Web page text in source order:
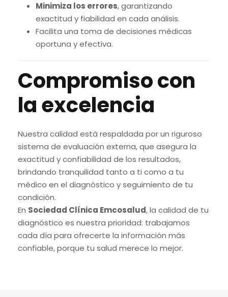
Minimiza los errores, garantizando
exactitud y fiabilidad en cada análisis.
Facilita una toma de decisiones médicas
oportuna y efectiva.
Compromiso con
la excelencia
Nuestra calidad está respaldada por un riguroso
sistema de evaluación externa, que asegura la
exactitud y confiabilidad de los resultados,
brindando tranquilidad tanto a ti como a tu
médico en el diagnóstico y seguimiento de tu
condición.
En Sociedad Clínica Emcosalud, la calidad de tu
diagnóstico es nuestra prioridad: trabajamos
cada día para ofrecerte la información más
confiable, porque tu salud merece lo mejor.